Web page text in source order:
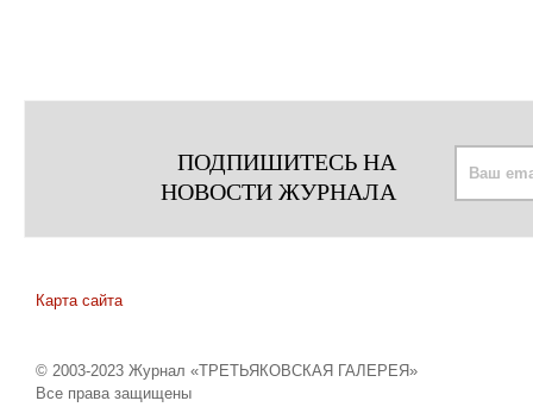
ПОДПИШИТЕСЬ НА
НОВОСТИ ЖУРНАЛА
Карта сайта
© 2003-2023 Журнал «ТРЕТЬЯКОВСКАЯ ГАЛЕРЕЯ»
Все права защищены